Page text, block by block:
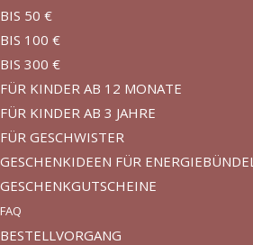
BIS 50 €
BIS 100 €
BIS 300 €
FÜR KINDER AB 12 MONATE
FÜR KINDER AB 3 JAHRE
FÜR GESCHWISTER
GESCHENKIDEEN FÜR ENERGIEBÜNDEL
GESCHENKGUTSCHEINE
FAQ
BESTELLVORGANG